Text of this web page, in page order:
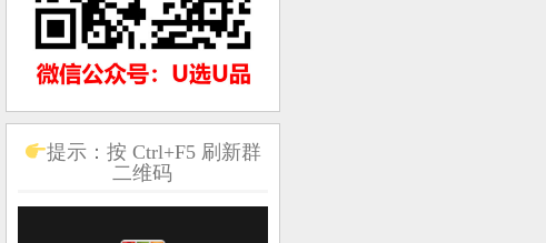
提示：按 Ctrl+F5 刷新群
二维码